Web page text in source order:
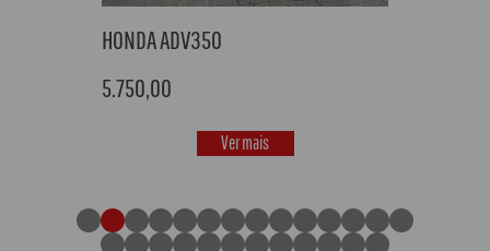
HONDA ADV350
5.750,00
Ver mais